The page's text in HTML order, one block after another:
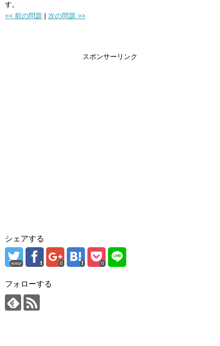
す。
<< 前の問題 | 次の問題 >>
スポンサーリンク
シェアする
error 0 0
フォローする